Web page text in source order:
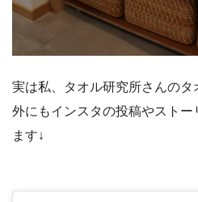
実は私、タオル研究所さんの
外にもインスタの投稿やスト
ます↓